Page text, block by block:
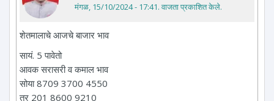
मंगळ, 15/10/2024 - 17:41. वाजता प्रकाशित केले.
शेतमालाचे आजचे बाजार भाव
सायं. 5 पावेतो
आवक सरासरी व कमाल भाव
सोया 8709 3700 4550
तुर 201 8600 9210